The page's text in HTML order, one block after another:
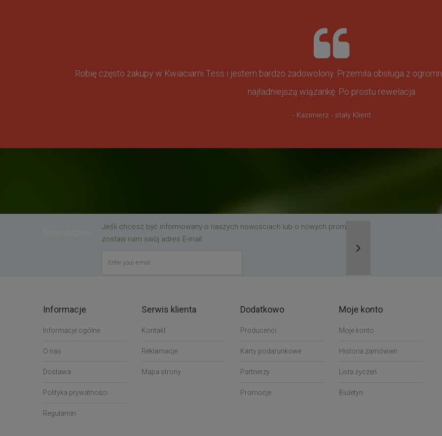
Robię często zakupy w Kwiaciarni Tess i jestem bardzo zadowolony. Przemiła obsługa z
najładniejszą wiązankę. Po prostu rewelacja
- Kazimierz - stały Klient
Jeśli chcesz być informowany o naszych nowościach lub o nowych promocjach,
zostaw nam swój adres E-mail
Informacje
Informacje ogólne
O nas
Dostawa
Polityka prywatności
Regulamin
Serwis klienta
Kontakt
Reklamacje
Mapa strony
Dodatkowo
Producenci
Karty podarunkowe
Partnerzy
Promocje
Moje konto
Moje konto
Historia zamówień
Lista życzeń
Biuletyn